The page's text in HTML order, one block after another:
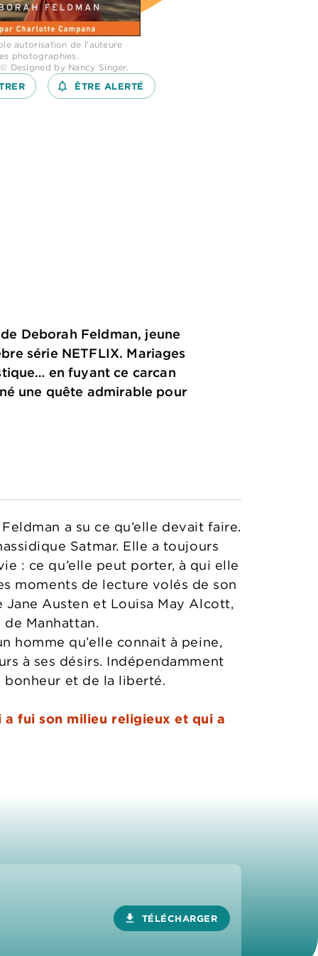
autorisation de l’auteure
photographies.
Designed by Nancy Singer.
notifications_none_outlined
ÊTRE ALERTÉ
Deborah Feldman, jeune
série NETFLIX. Mariages
en fuyant ce carcan
une quête admirable pour
a su ce qu’elle devait faire.
Satmar. Elle a toujours
: ce qu’elle peut porter, à qui elle
moments de lecture volés de son
Austen et Louisa May Alcott,
Manhattan.
homme qu’elle connait à peine,
à ses désirs. Indépendamment
et de la liberté.
fui son milieu religieux et qui a
download TÉLÉCHARGER